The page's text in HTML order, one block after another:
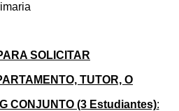
SOLICITAR
TUTOR, O
CONJUNTO (3 Estudiantes):